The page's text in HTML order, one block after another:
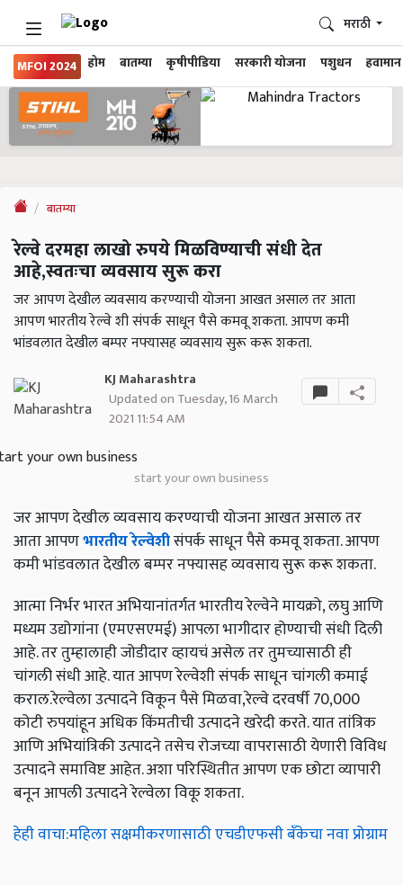
MFOI 2024 होम बातम्या कृषीपीडिया सरकारी योजना पशुधन हवामान
मराठी
बातम्या
रेल्वे दरमहा लाखो रुपये मिळविण्याची संधी देत ​​
आहे,स्वतःचा व्यवसाय सुरू करा
जर आपण देखील व्यवसाय करण्याची योजना आखत असाल तर आता
आपण भारतीय रेल्वे शी संपर्क साधून पैसे कमवू शकता. आपण कमी
भांडवलात देखील बम्पर नफ्यासह व्यवसाय सुरू करू शकता.
KJ Maharashtra
Updated on Tuesday, 16 March
2021 11:54 AM
start your own business
जर आपण देखील व्यवसाय करण्याची योजना आखत असाल तर
आता आपणभारतीय रेल्वेशीसंपर्क साधून पैसे कमवू शकता. आपण
कमी भांडवलात देखील बम्पर नफ्यासह व्यवसाय सुरू करू शकता.
आत्मा निर्भर भारत अभियानांतर्गत भारतीय रेल्वेने मायक्रो, लघु आणि
मध्यम उद्योगांना (एमएसएमई) आपला भागीदार होण्याची संधी दिली
आहे. तर तुम्हालाही जोडीदार व्हायचं असेल तर तुमच्यासाठी ही
चांगली संधी आहे. यात आपण रेल्वेशी संपर्क साधून चांगली कमाई
कराल.रेल्वेला उत्पादने विकून पैसे मिळवा,रेल्वे दरवर्षी 70,000
कोटी रुपयांहून अधिक किंमतीची उत्पादने खरेदी करते. यात तांत्रिक
आणि अभियांत्रिकी उत्पादने तसेच रोजच्या वापरासाठी येणारी विविध
उत्पादने समाविष्ट आहेत. अशा परिस्थितीत आपण एक छोटा व्यापारी
बनून आपली उत्पादने रेल्वेला विकू शकता.
हेही वाचा:महिला सक्षमीकरणासाठी एचडीएफसी बँकेचा नवा प्रोग्राम